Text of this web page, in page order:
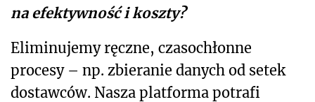
na efektywność i koszty?
Eliminujemy ręczne, czasochłonne
procesy – np. zbieranie danych od setek
dostawców. Nasza platforma potrafi